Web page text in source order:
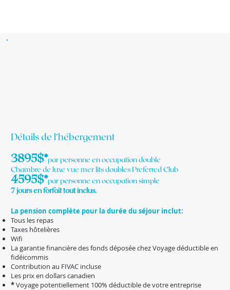
Détails de l’hébergement
3895$*par personne en occupation double
Chambre de luxe vue mer lits doubles Preferred Club
4595$*par personne en occupation simple
7 jours en forfait tout inclus.
La pension complète pour la durée du séjour inclut:
Tous les repas
Taxes hôtelières
Wifi
La garantie financière des fonds déposée chez Voyage déductible en
fidéicommis
Contribution au FIVAC incluse
Les prix en dollars canadien
*Voyage potentiellement 100% déductible de votre entreprise